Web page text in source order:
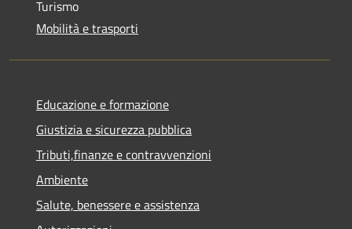
Turismo
Mobilità e trasporti
Educazione e formazione
Giustizia e sicurezza pubblica
Tributi,finanze e contravvenzioni
Ambiente
Salute, benessere e assistenza